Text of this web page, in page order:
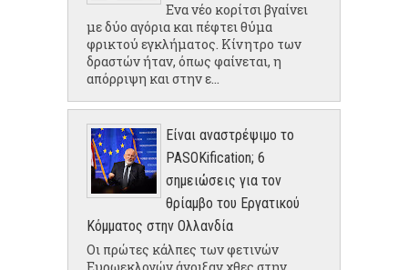
Ενα νέο κορίτσι βγαίνει
με δύο αγόρια και πέφτει θύμα
φρικτού εγκλήματος. Κίνητρο των
δραστών ήταν, όπως φαίνεται, η
απόρριψη και στην ε...
Είναι αναστρέψιμο το
PASOKification; 6
σημειώσεις για τον
θρίαμβο του Εργατικού
Κόμματος στην Ολλανδία
Οι πρώτες κάλπες των φετινών
Ευρωεκλογών άνοιξαν χθες στην